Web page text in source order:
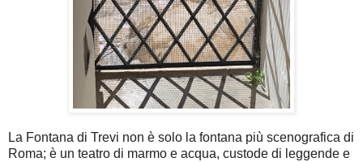
La Fontana di Trevi non è solo la fontana più scenografica di
Roma; è un teatro di marmo e acqua, custode di leggende e